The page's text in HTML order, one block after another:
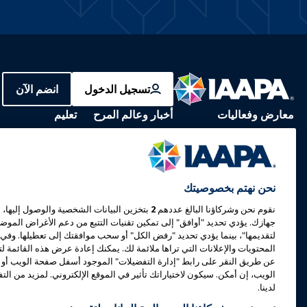
تسجيل الدخول
انضم الآن
معارض وفعاليات
معرض IAAPA
إكسبو أوروبا
إكسبو آسيا
معرض الشرق الأوسط
الفعاليات القادمة
تحدث في معرض أو فعالية
احجز اجتماعًا أو حدثًا
أخبار وعالم المرح
أخبار وميزات
الإعلان مع IAAPA
اكتب لعالم المرح
تعليم
شهادة
برامج مؤسسة IAAPA
يستكشف
نحن نهتم بخصوصيتك
نقوم نحن وشركاؤنا البالغ عددهم 2 بتخزين البيانات الشخصية والوصول
جهازك. يؤدي تحديد "أوافق" إلى تمكين تقنيات التتبع من دعم الأغراض
لتقديمها"، بينما يؤدي تحديد "رفض الكل" أو سحب موافقتك إلى تعطيلها.
المحتويات والإعلانات التي تراها ملائمة لك. يمكنك إعادة عرض هذه
عن طريق النقر على رابط "إدارة التفضيلات" الموجود أسفل صفحة الويب
الويب، إن أمكن. سيكون لاختياراتك تأثير في الموقع الإلكتروني. لمزيد
لدينا.